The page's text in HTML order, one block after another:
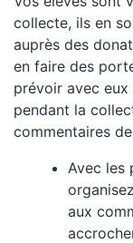
collecte, ils en
auprès des
en faire des
prévoir avec
pendant la
commentaires
Avec les
aux